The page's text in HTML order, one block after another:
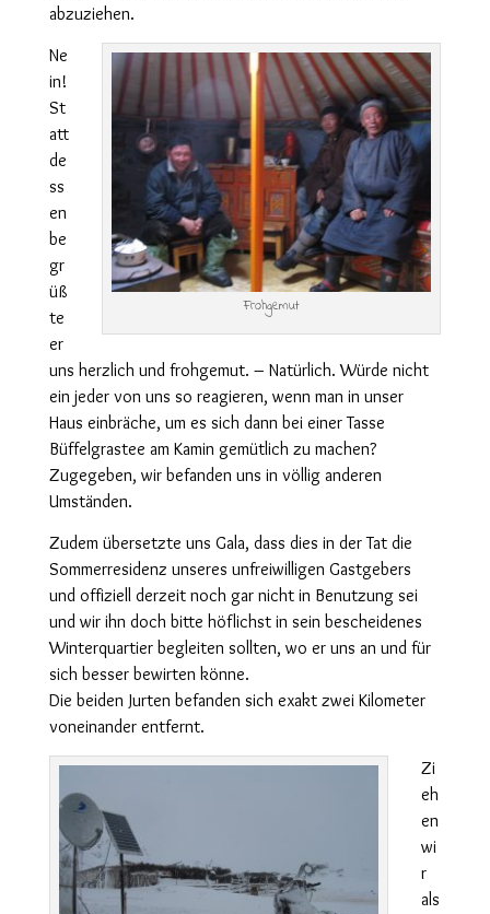
abzuziehen.
Frohgemut
Ne
in!
St
att
de
ss
en
be
gr
üß
te
er
uns herzlich und frohgemut. – Natürlich. Würde nicht
ein jeder von uns so reagieren, wenn man in unser
Haus einbräche, um es sich dann bei einer Tasse
Büffelgrastee am Kamin gemütlich zu machen?
Zugegeben, wir befanden uns in völlig anderen
Umständen.
Zudem übersetzte uns Gala, dass dies in der Tat die
Sommerresidenz unseres unfreiwilligen Gastgebers
und offiziell derzeit noch gar nicht in Benutzung sei
und wir ihn doch bitte höflichst in sein bescheidenes
Winterquartier begleiten sollten, wo er uns an und für
sich besser bewirten könne.
Die beiden Jurten befanden sich exakt zwei Kilometer
voneinander entfernt.
Zi
eh
en
wi
r
als